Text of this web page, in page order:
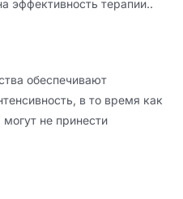
эффективность терапии..
обеспечивают
в то время как
могут не принести